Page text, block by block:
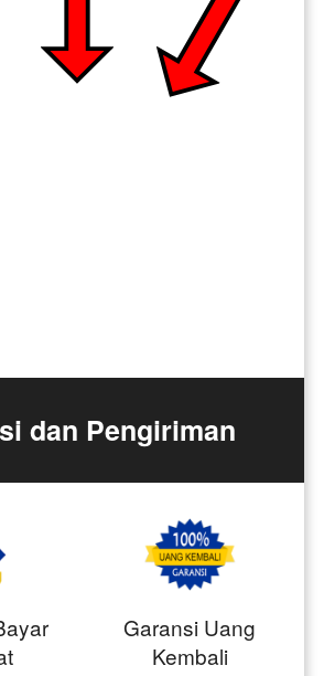
dan Pengiriman
Garansi Uang
Kembali